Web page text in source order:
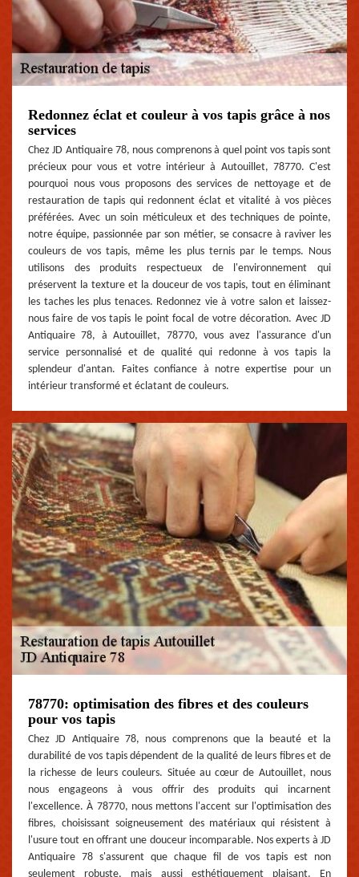
Redonnez éclat et couleur à vos tapis grâce à nos
services
Chez JD Antiquaire 78, nous comprenons à quel point vos tapis sont
précieux pour vous et votre intérieur à Autouillet, 78770. C'est
pourquoi nous vous proposons des services de nettoyage et de
restauration de tapis qui redonnent éclat et vitalité à vos pièces
préférées. Avec un soin méticuleux et des techniques de pointe,
notre équipe, passionnée par son métier, se consacre à raviver les
couleurs de vos tapis, même les plus ternis par le temps. Nous
utilisons des produits respectueux de l'environnement qui
préservent la texture et la douceur de vos tapis, tout en éliminant
les taches les plus tenaces. Redonnez vie à votre salon et laissez-
nous faire de vos tapis le point focal de votre décoration. Avec JD
Antiquaire 78, à Autouillet, 78770, vous avez l'assurance d'un
service personnalisé et de qualité qui redonne à vos tapis la
splendeur d'antan. Faites confiance à notre expertise pour un
intérieur transformé et éclatant de couleurs.
78770: optimisation des fibres et des couleurs
pour vos tapis
Chez JD Antiquaire 78, nous comprenons que la beauté et la
durabilité de vos tapis dépendent de la qualité de leurs fibres et de
la richesse de leurs couleurs. Située au cœur de Autouillet, nous
nous engageons à vous offrir des produits qui incarnent
l'excellence. À 78770, nous mettons l'accent sur l'optimisation des
fibres, choisissant soigneusement des matériaux qui résistent à
l'usure tout en offrant une douceur incomparable. Nos experts à JD
Antiquaire 78 s'assurent que chaque fil de vos tapis est non
seulement robuste, mais aussi esthétiquement plaisant. En